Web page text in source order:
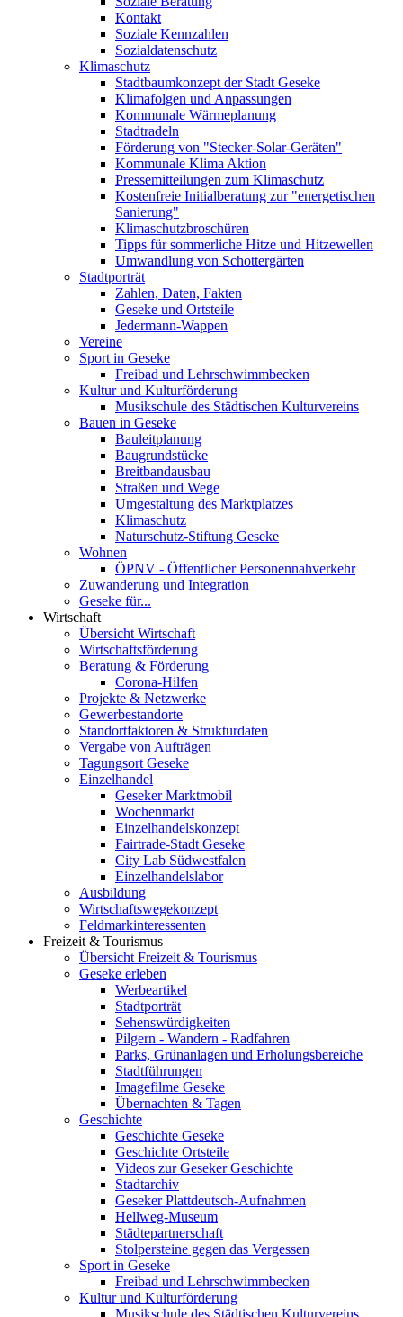
Kontakt
Soziale Kennzahlen
Sozialdatenschutz
Klimaschutz
Stadtbaumkonzept der Stadt Geseke
Klimafolgen und Anpassungen
Kommunale Wärmeplanung
Stadtradeln
Förderung von "Stecker-Solar-Geräten"
Kommunale Klima Aktion
Pressemitteilungen zum Klimaschutz
Kostenfreie Initialberatung zur "energetischen
Sanierung"
Klimaschutzbroschüren
Tipps für sommerliche Hitze und Hitzewellen
Umwandlung von Schottergärten
Stadtporträt
Zahlen, Daten, Fakten
Geseke und Ortsteile
Jedermann-Wappen
Vereine
Sport in Geseke
Freibad und Lehrschwimmbecken
Kultur und Kulturförderung
Musikschule des Städtischen Kulturvereins
Bauen in Geseke
Bauleitplanung
Baugrundstücke
Breitbandausbau
Straßen und Wege
Umgestaltung des Marktplatzes
Klimaschutz
Naturschutz-Stiftung Geseke
Wohnen
ÖPNV - Öffentlicher Personennahverkehr
Zuwanderung und Integration
Geseke für...
Wirtschaft
Übersicht Wirtschaft
Wirtschaftsförderung
Beratung & Förderung
Corona-Hilfen
Projekte & Netzwerke
Gewerbestandorte
Standortfaktoren & Strukturdaten
Vergabe von Aufträgen
Tagungsort Geseke
Einzelhandel
Geseker Marktmobil
Wochenmarkt
Einzelhandelskonzept
Fairtrade-Stadt Geseke
City Lab Südwestfalen
Einzelhandelslabor
Ausbildung
Wirtschaftswegekonzept
Feldmarkinteressenten
Freizeit & Tourismus
Übersicht Freizeit & Tourismus
Geseke erleben
Werbeartikel
Stadtporträt
Sehenswürdigkeiten
Pilgern - Wandern - Radfahren
Parks, Grünanlagen und Erholungsbereiche
Stadtführungen
Imagefilme Geseke
Übernachten & Tagen
Geschichte
Geschichte Geseke
Geschichte Ortsteile
Videos zur Geseker Geschichte
Stadtarchiv
Geseker Plattdeutsch-Aufnahmen
Hellweg-Museum
Städtepartnerschaft
Stolpersteine gegen das Vergessen
Sport in Geseke
Freibad und Lehrschwimmbecken
Kultur und Kulturförderung
Musikschule des Städtischen Kulturvereins